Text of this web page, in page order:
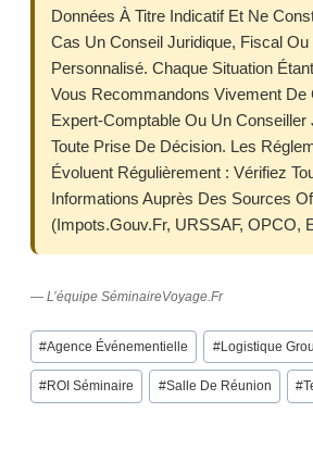
Données À Titre Indicatif Et Ne
Cas Un Conseil Juridique, Fiscal Ou
Personnalisé. Chaque Situation
Vous Recommandons Vivement De
Expert-Comptable Ou Un Conseiller
Toute Prise De Décision. Les
Évoluent Régulièrement : Vérifiez
Informations Auprès Des Sources
(impots.gouv.fr, URSSAF, OPCO,
— L’équipe SéminaireVoyage.fr
Post
Tags:
#Agence Événementielle #Logistique
#ROI Séminaire #Salle De Réunion #